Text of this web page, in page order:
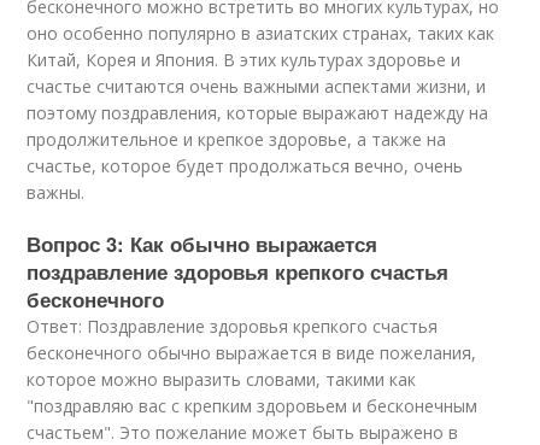
бесконечного можно встретить во многих культурах, но
оно особенно популярно в азиатских странах, таких как
Китай, Корея и Япония. В этих культурах здоровье и
счастье считаются очень важными аспектами жизни, и
поэтому поздравления, которые выражают надежду на
продолжительное и крепкое здоровье, а также на
счастье, которое будет продолжаться вечно, очень
важны.
Вопрос 3: Как обычно выражается
поздравление здоровья крепкого счастья
бесконечного
Ответ: Поздравление здоровья крепкого счастья
бесконечного обычно выражается в виде пожелания,
которое можно выразить словами, такими как
"поздравляю вас с крепким здоровьем и бесконечным
счастьем". Это пожелание может быть выражено в